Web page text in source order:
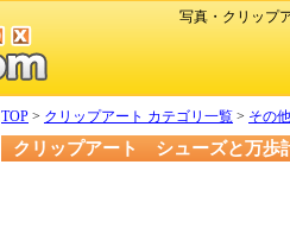
写真・クリップ
TOP > クリップアート カテゴリ一覧 > その他
クリップアート シューズと万歩